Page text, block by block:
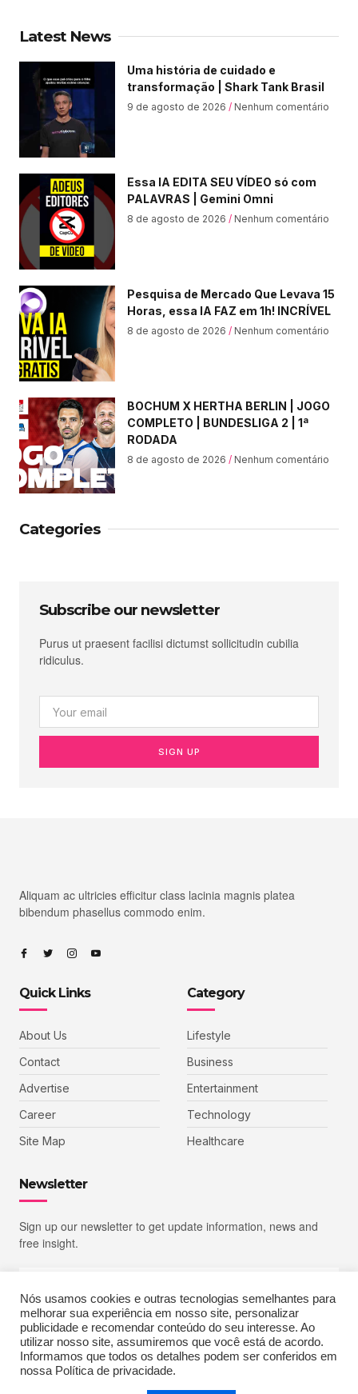
Latest News
Uma história de cuidado e
transformação | Shark Tank Brasil
9 de agosto de 2026 Nenhum comentário
Essa IA EDITA SEU VÍDEO só com
PALAVRAS | Gemini Omni
8 de agosto de 2026 Nenhum comentário
Pesquisa de Mercado Que Levava 15
Horas, essa IA FAZ em 1h! INCRÍVEL
8 de agosto de 2026 Nenhum comentário
BOCHUM X HERTHA BERLIN | JOGO
COMPLETO | BUNDESLIGA 2 | 1ª
RODADA
8 de agosto de 2026 Nenhum comentário
Categories
Subscribe our newsletter
Purus ut praesent facilisi dictumst sollicitudin cubilia
ridiculus.
SIGN UP
Aliquam ac ultricies efficitur class lacinia magnis platea
bibendum phasellus commodo enim.
Quick Links
About Us
Contact
Advertise
Career
Site Map
Category
Lifestyle
Business
Entertainment
Technology
Healthcare
Newsletter
Sign up our newsletter to get update information, news and
free insight.
SIGN UP
Copyright © 2023 Echoiz, All rights reserved. Powered by MoxCreative
Nós usamos cookies e outras tecnologias semelhantes para
melhorar sua experiência em nosso site, personalizar
publicidade e recomendar conteúdo do seu interesse. Ao
utilizar nosso site, assumiremos que você está de acordo.
Informamos que todos os detalhes podem ser conferidos em
nossa Política de privacidade.